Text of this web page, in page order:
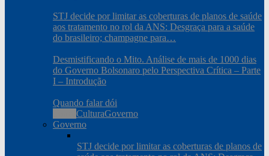
STJ decide por limitar as coberturas de planos de saúde
aos tratamento no rol da ANS: Desgraça para a saúde
do brasileiro; champagne para…
Desmistificando o Mito. Análise de mais de 1000 dias
do Governo Bolsonaro pelo Perspectiva Crítica – Parte
I – Introdução
Quando falar dói
CulturaGoverno
Governo
STJ decide por limitar as coberturas de planos de